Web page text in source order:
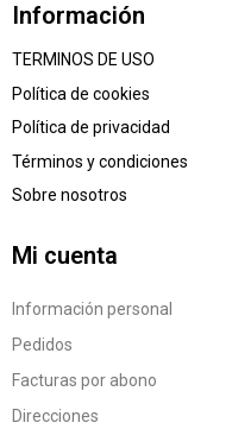
Información
TERMINOS DE USO
Política de cookies
Política de privacidad
Términos y condiciones
Sobre nosotros
Mi cuenta
Información personal
Pedidos
Facturas por abono
Direcciones